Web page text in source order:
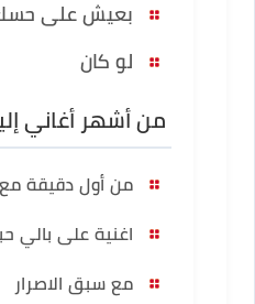
بعيش على
لو كان
من أشهر أغاني
من أول دقيقة
اغنية على بالي
مع سبق الاصرار